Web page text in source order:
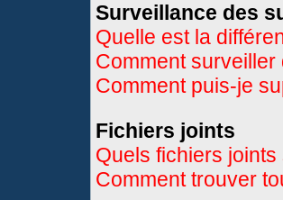
Surveillance des
Quelle est la
Comment
Comment puis-je
Fichiers joints
Quels fichiers
Comment trouver